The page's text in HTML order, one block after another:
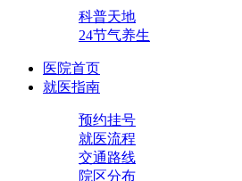
科普天地
24节气养生
医院首页
就医指南
预约挂号
就医流程
交通路线
院区分布